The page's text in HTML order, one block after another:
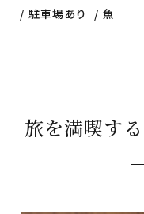
駐車場あり
魚
旅を満喫す